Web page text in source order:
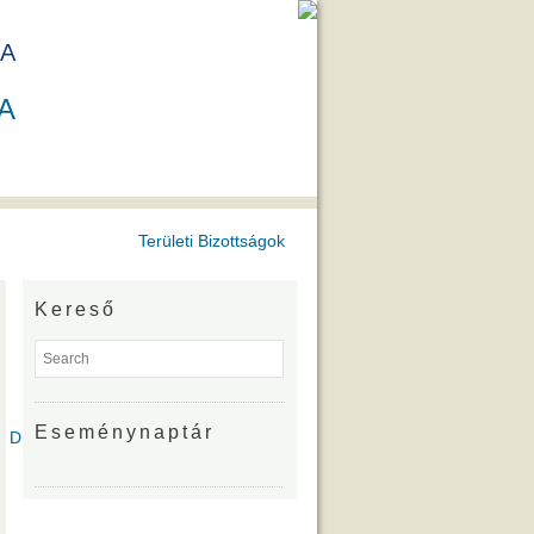
Díjazottjai
Területi Bizottságok
Kereső
Eseménynaptár